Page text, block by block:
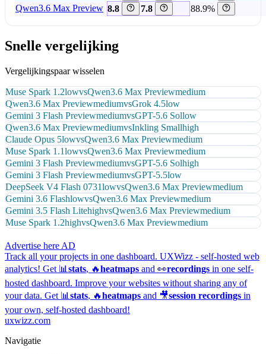
Qwen3.6 Max Preview 8.8 7.8 88.9%
Snelle vergelijking
Vergelijkingspaar wisselen
Muse Spark 1.2lowvsQwen3.6 Max Previewmedium
Qwen3.6 Max PreviewmediumvsGrok 4.5low
Gemini 3 Flash PreviewmediumvsGPT-5.6 Sollow
Qwen3.6 Max PreviewmediumvsInkling Smallhigh
Claude Opus 5lowvsQwen3.6 Max Previewmedium
Muse Spark 1.1lowvsQwen3.6 Max Previewmedium
Gemini 3 Flash PreviewmediumvsGPT-5.6 Solhigh
Gemini 3 Flash PreviewmediumvsGPT-5.5low
DeepSeek V4 Flash 0731lowvsQwen3.6 Max Previewmedium
Gemini 3.6 FlashlowvsQwen3.6 Max Previewmedium
Gemini 3.5 Flash LitehighvsQwen3.6 Max Previewmedium
Muse Spark 1.2highvsQwen3.6 Max Previewmedium
Advertise here AD
Track all your projects in one dashboard. UXWizz - self-hosted web
analytics! Get 📊 stats, 🔥heatmaps and 👀recordings in one self-
hosted dashboard. Improve your websites without sharing any of
your data. Get 📊 stats, 🔥heatmaps and 🎥session recordings in
your own, self-hosted dashboard!
uxwizz.com
Navigatie